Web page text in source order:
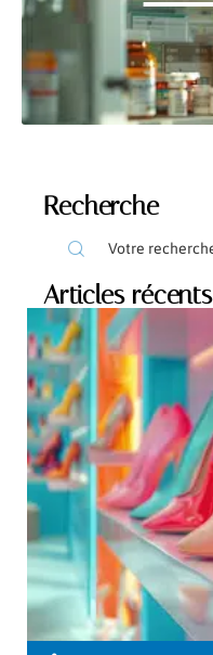
Recherche
Articles récents